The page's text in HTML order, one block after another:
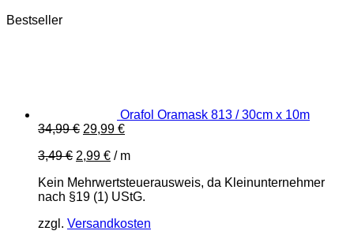
Bestseller
Orafol Oramask 813 / 30cm x 10m
34,99€ Ursprünglicher
war:
29,99 €Aktueller
ist:
3,49€ 2,99 € / m
Kein Mehrwertsteuerausweis, da Kleinunternehmer
nach §19 (1) UStG.
zzgl. Versandkosten